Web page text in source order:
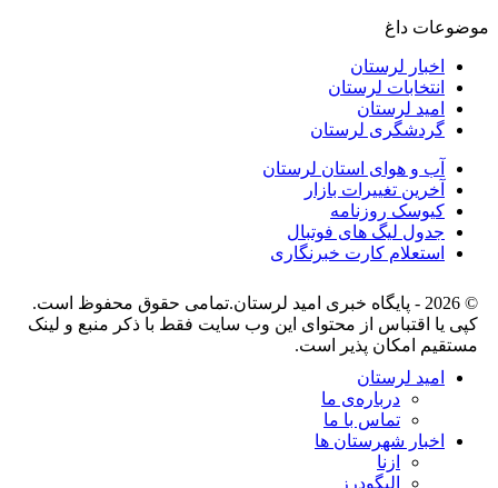
موضوعات داغ
اخبار لرستان
انتخابات لرستان
امید لرستان
گردشگری لرستان
آب و هوای استان لرستان
آخرین تغییرات بازار
کیوسک روزنامه
جدول لیگ های فوتبال
استعلام کارت خبرنگاری
© 2026 - پایگاه خبری اميد لرستان.تمامی حقوق محفوظ است.
کپی یا اقتباس از محتوای این وب سایت فقط با ذکر منبع و لینک
مستقیم امکان پذیر است.
امید لرستان
درباره‌ی ما
تماس با ما
اخبار شهرستان ها
ازنا
الیگودرز